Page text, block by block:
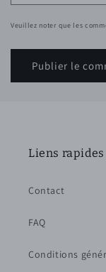
Veuillez noter que les
Liens rapides
Contact
FAQ
Conditions